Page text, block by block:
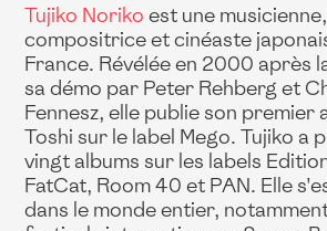
Tujiko Noriko est une
compositrice et cinéaste
France. Révélée en 2000 après
sa démo par Peter Rehberg et
Fennesz, elle publie son premier
Toshi sur le label Mego. Tujiko a
vingt albums sur les labels
FatCat, Room 40 et PAN. Elle
dans le monde entier,